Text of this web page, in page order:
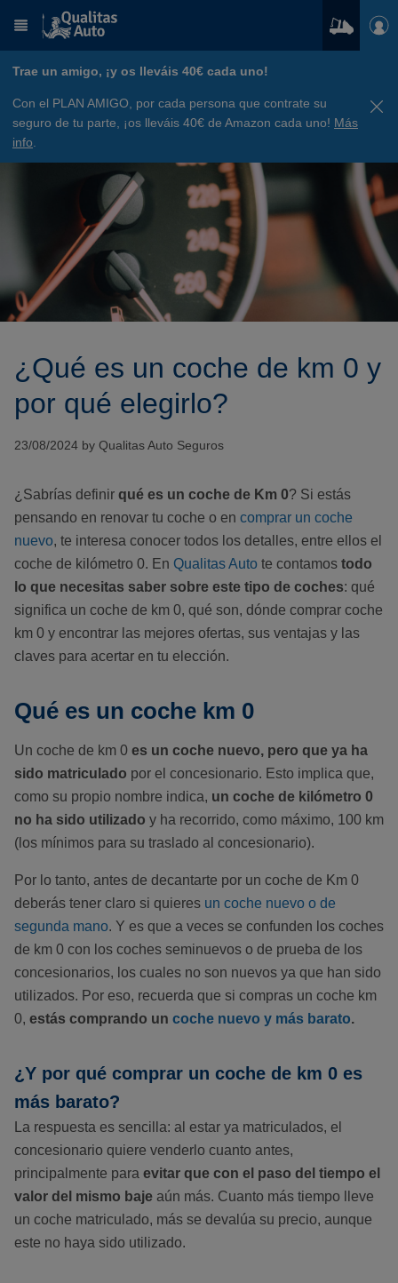
Trae un amigo, ¡y os lleváis 40€ cada uno!
Con el PLAN AMIGO, por cada persona que contrate su
seguro de tu parte, ¡os lleváis 40€ de Amazon cada uno! Más
info
¿Qué es un coche de km 0 y
por qué elegirlo?
23/08/2024 by Qualitas Auto Seguros
¿Sabrías definir qué es un coche de Km 0? Si estás
pensando en renovar tu coche o en comprar un coche
nuevo, te interesa conocer todos los detalles, entre ellos el
coche de kilómetro 0. En Qualitas Auto te contamos todo
lo que necesitas saber sobre este tipo de coches: qué
significa un coche de km 0, qué son, dónde comprar coche
km 0 y encontrar las mejores ofertas, sus ventajas y las
claves para acertar en tu elección.
Qué es un coche km 0
Un coche de km 0 es un coche nuevo, pero que ya ha
sido matriculado por el concesionario. Esto implica que,
como su propio nombre indica, un coche de kilómetro 0
no ha sido utilizado y ha recorrido, como máximo, 100 km
(los mínimos para su traslado al concesionario).
Por lo tanto, antes de decantarte por un coche de Km 0
deberás tener claro si quieres un coche nuevo o de
segunda mano. Y es que a veces se confunden los coches
de km 0 con los coches seminuevos o de prueba de los
concesionarios, los cuales no son nuevos ya que han sido
utilizados. Por eso, recuerda que si compras un coche km
0, estás comprando un coche nuevo y más barato.
¿Y por qué comprar un coche de km 0 es
más barato?
La respuesta es sencilla: al estar ya matriculados, el
concesionario quiere venderlo cuanto antes,
principalmente para evitar que con el paso del tiempo el
valor del mismo baje aún más. Cuanto más tiempo lleve
un coche matriculado, más se devalúa su precio, aunque
este no haya sido utilizado.